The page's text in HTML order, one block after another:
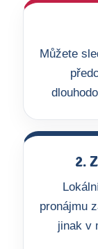
Můžete
2.
pronájmu
jinak v